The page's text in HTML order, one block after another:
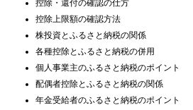
控除・還付の確認の仕方
控除上限額の確認方法
株投資とふるさと納税の関係
各種控除とふるさと納税の併用
個人事業主のふるさと納税のポイント
配偶者控除とふるさと納税の関係
年金受給者のふるさと納税のポイント